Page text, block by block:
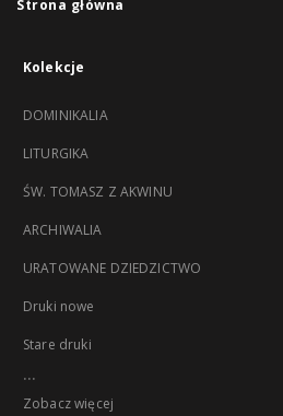
Strona główna
Kolekcje
DOMINIKALIA
LITURGIKA
ŚW. TOMASZ Z AKWINU
ARCHIWALIA
URATOWANE DZIEDZICTWO
Druki nowe
Stare druki
...
Zobacz więcej